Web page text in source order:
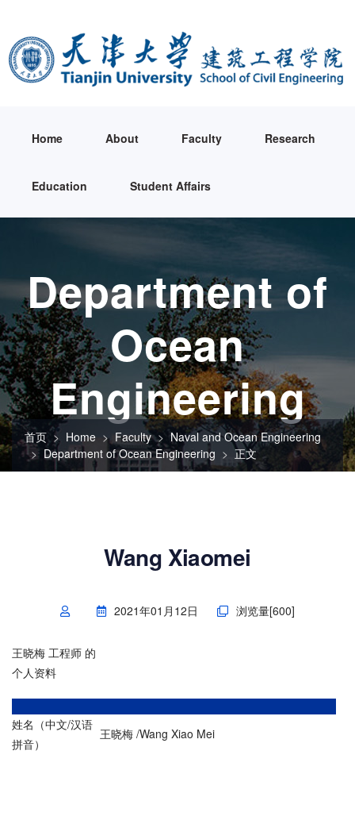
Home About Faculty Research
Education Student Affairs
Department of
Ocean
Engineering
首页 Home Faculty
Naval and Ocean Engineering
Department of Ocean Engineering
正文
Wang Xiaomei
2021年01月12日 浏览量[600]
王晓梅 工程师 的
个人资料
姓名（中文/汉语
拼音）
王晓梅 /Wang Xiao Mei